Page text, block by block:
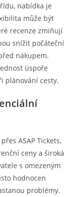
nabídka je
může být
recenze zmiňují
snížit počáteční
nákupem.
úspoře
plánování cesty.
ASAP Tickets,
ceny a široká
s omezeným
hodnocen
problémy.